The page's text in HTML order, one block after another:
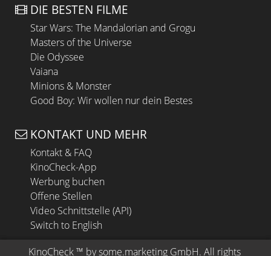
DIE BESTEN FILME
Star Wars: The Mandalorian and Grogu
Masters of the Universe
Die Odyssee
Vaiana
Minions & Monster
Good Boy: Wir wollen nur dein Bestes
KONTAKT UND MEHR
Kontakt & FAQ
KinoCheck-App
Werbung buchen
Offene Stellen
Video Schnittstelle (API)
Switch to English
KinoCheck ™ by some.marketing GmbH. All rights